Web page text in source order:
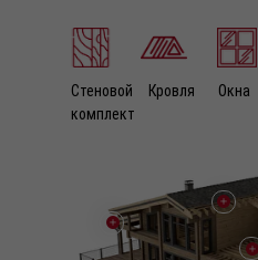
Кровля
Стеновой
комплект
Окна